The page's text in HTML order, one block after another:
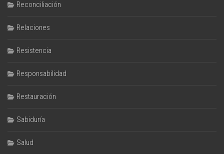
Reconciliación
Relaciones
Resistencia
Responsabilidad
Restauración
Sabiduría
Salud